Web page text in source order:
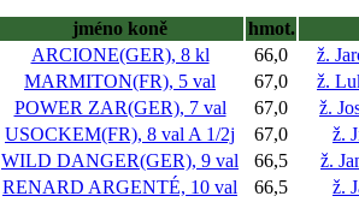
jméno koně
hmot.
ARCIONE(GER), 8 kl 66,0
ž.
MARMITON(FR), 5 val 67,0
ž.
POWER ZAR(GER), 7 val 67,0
ž.
USOCKEM(FR), 8 val A 1/2j 67,0
ž.
WILD DANGER(GER), 9 val 66,5
ž.
RENARD ARGENTÉ, 10 val 66,5
ž.